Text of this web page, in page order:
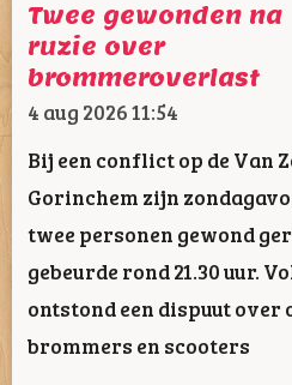
Twee gewonden na
ruzie over
brommeroverlast
4 aug 202611:54
Bij een conflict op de Van
Gorinchem zijn
twee personen gewond
gebeurde rond 21.30 uur.
ontstond een dispuut
brommers en scooters